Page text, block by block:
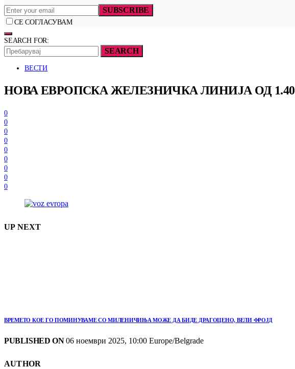
SUBSCRIBE
СЕ СОГЛАСУВАМ
SEARCH FOR:
SEARCH
ВЕСТИ
НОВА ЕВРОПСКА ЖЕЛЕЗНИЧКА ЛИНИЈА ОД
0
0
0
0
0
0
0
0
0
UP NEXT
ВРЕМЕТО КОЕ ГО ПОМИНУВАМЕ СО МИЛЕНИЧИЊА МОЖЕ ДА БИДЕ ДРАГОЦЕНО, ВЕЛИ ФРОЈД
PUBLISHED ON06 ноември 2025, 10:00 Europe/Belgrade
AUTHOR